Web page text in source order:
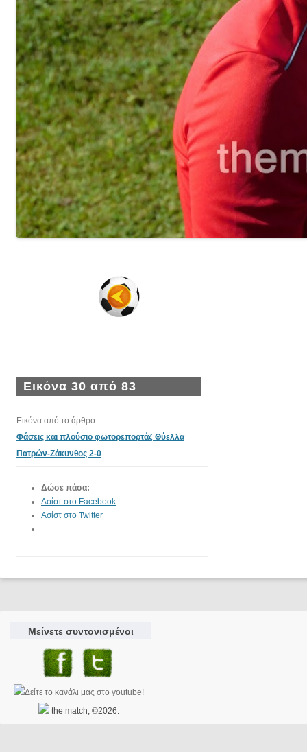
Εικόνα 30 από 83
Εικόνα από το άρθρο:
Φάσεις και πλούσιο φωτορεπορτάζ Θύελλα
Πατρών-Ζάκυνθος 2-0
Δώσε πάσα:
Ασίστ στο Facebook
Ασίστ στο Twitter
Μείνετε συντονισμένοι
the match, ©2026.